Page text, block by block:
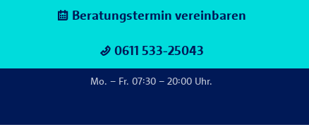
Beratungstermin vereinbaren
0611 533-25043
Mo. – Fr. 07:30 – 20:00 Uhr.